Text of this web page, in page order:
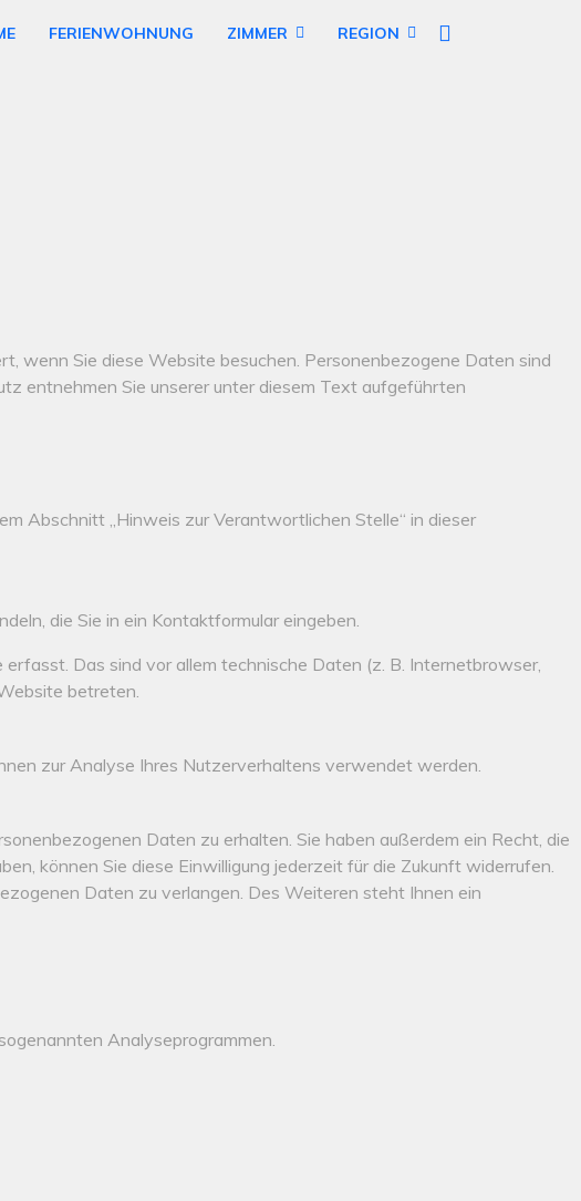
FERIENWOHNUNG ZIMMER REGION
wenn Sie diese Website besuchen. Personenbezogene Daten sind
entnehmen Sie unserer unter diesem Text aufgeführten
Abschnitt „Hinweis zur Verantwortlichen Stelle“ in dieser
die Sie in ein Kontaktformular eingeben.
Das sind vor allem technische Daten (z. B. Internetbrowser,
betreten.
zur Analyse Ihres Nutzerverhaltens verwendet werden.
Daten zu erhalten. Sie haben außerdem ein Recht, die
können Sie diese Einwilligung jederzeit für die Zukunft widerrufen.
Daten zu verlangen. Des Weiteren steht Ihnen ein
Analyseprogrammen.